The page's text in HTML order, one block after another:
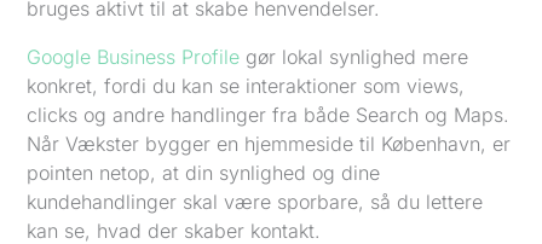
bruges aktivt til at skabe henvendelser.
Google Business Profile gør lokal synlighed mere
konkret, fordi du kan se interaktioner som views,
clicks og andre handlinger fra både Search og Maps.
Når Vækster bygger en hjemmeside til København, er
pointen netop, at din synlighed og dine
kundehandlinger skal være sporbare, så du lettere
kan se, hvad der skaber kontakt.